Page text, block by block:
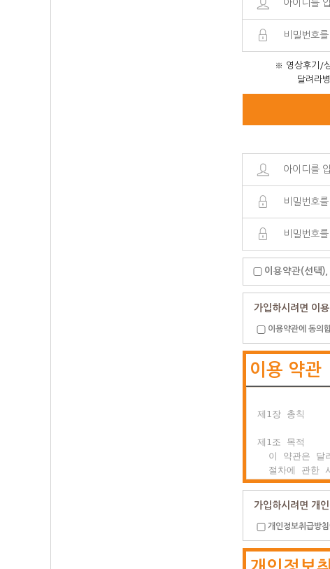
※ 영상후기/
달려라
이용약관(선택
가입하시려면 이
이용약관에 동의
이용 약관
제1장 총칙
제1조 목적
이 약관은 달
절차에 관한
이용자의 권
제2조 약관의
(1) 이 약관
가입하시려면 개
개인정보취급방